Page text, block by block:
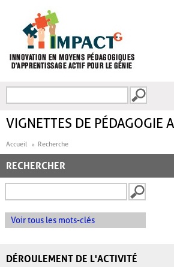
FORMULAIRE DE
VIGNETTES DE PÉDAGOGIE
Accueil Recherche
RECHERCHER
Voir tous les mots-clés
DÉROULEMENT DE L'ACTIVITÉ